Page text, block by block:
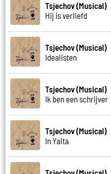
Tsjechov (Musical)
Hij is verliefd
Tsjechov (Musical)
Idealisten
Tsjechov (Musical)
Ik ben een schrijver
Tsjechov (Musical)
In Yalta